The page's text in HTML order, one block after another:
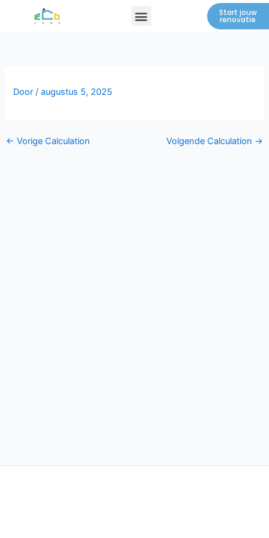
Menu Start jouw
renovatie
Door/augustus 5, 2025
← Vorige Calculation Volgende Calculation →